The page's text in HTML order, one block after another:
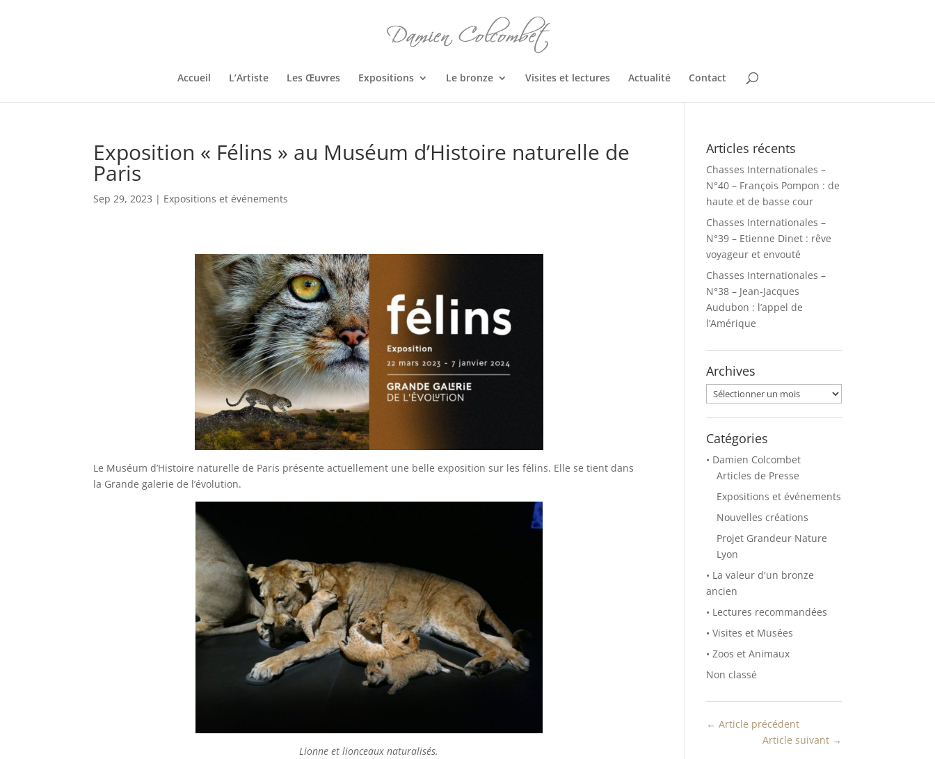
Accueil L’Artiste Les Œuvres Expositions Le bronze Visites et lectures Actualité Contact
Exposition « Félins » au Muséum d’Histoire naturelle de
Paris
Sep 29, 2023 | Expositions et événements
Le Muséum d’Histoire naturelle de Paris présente actuellement une belle exposition sur les félins. Elle se tient dans
la Grande galerie de l’évolution.
Lionne et lionceaux naturalisés.
Articles récents
Chasses Internationales –
N°40 – François Pompon : de
haute et de basse cour
Chasses Internationales –
N°39 – Etienne Dinet : rêve
voyageur et envouté
Chasses Internationales –
N°38 – Jean-Jacques
Audubon : l’appel de
l’Amérique
Archives
Archives
Catégories
• Damien Colcombet
Articles de Presse
Expositions et événements
Nouvelles créations
Projet Grandeur Nature
Lyon
• La valeur d'un bronze
ancien
• Lectures recommandées
• Visites et Musées
• Zoos et Animaux
Non classé
←Article précédent
Article suivant→